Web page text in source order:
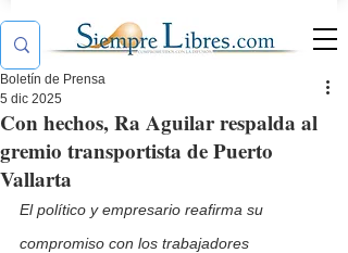
Con hechos, Ra Aguilar respalda al
gremio transportista de Puerto
Vallarta
Boletín de Prensa
5 dic 2025
El político y empresario reafirma su
compromiso con los trabajadores